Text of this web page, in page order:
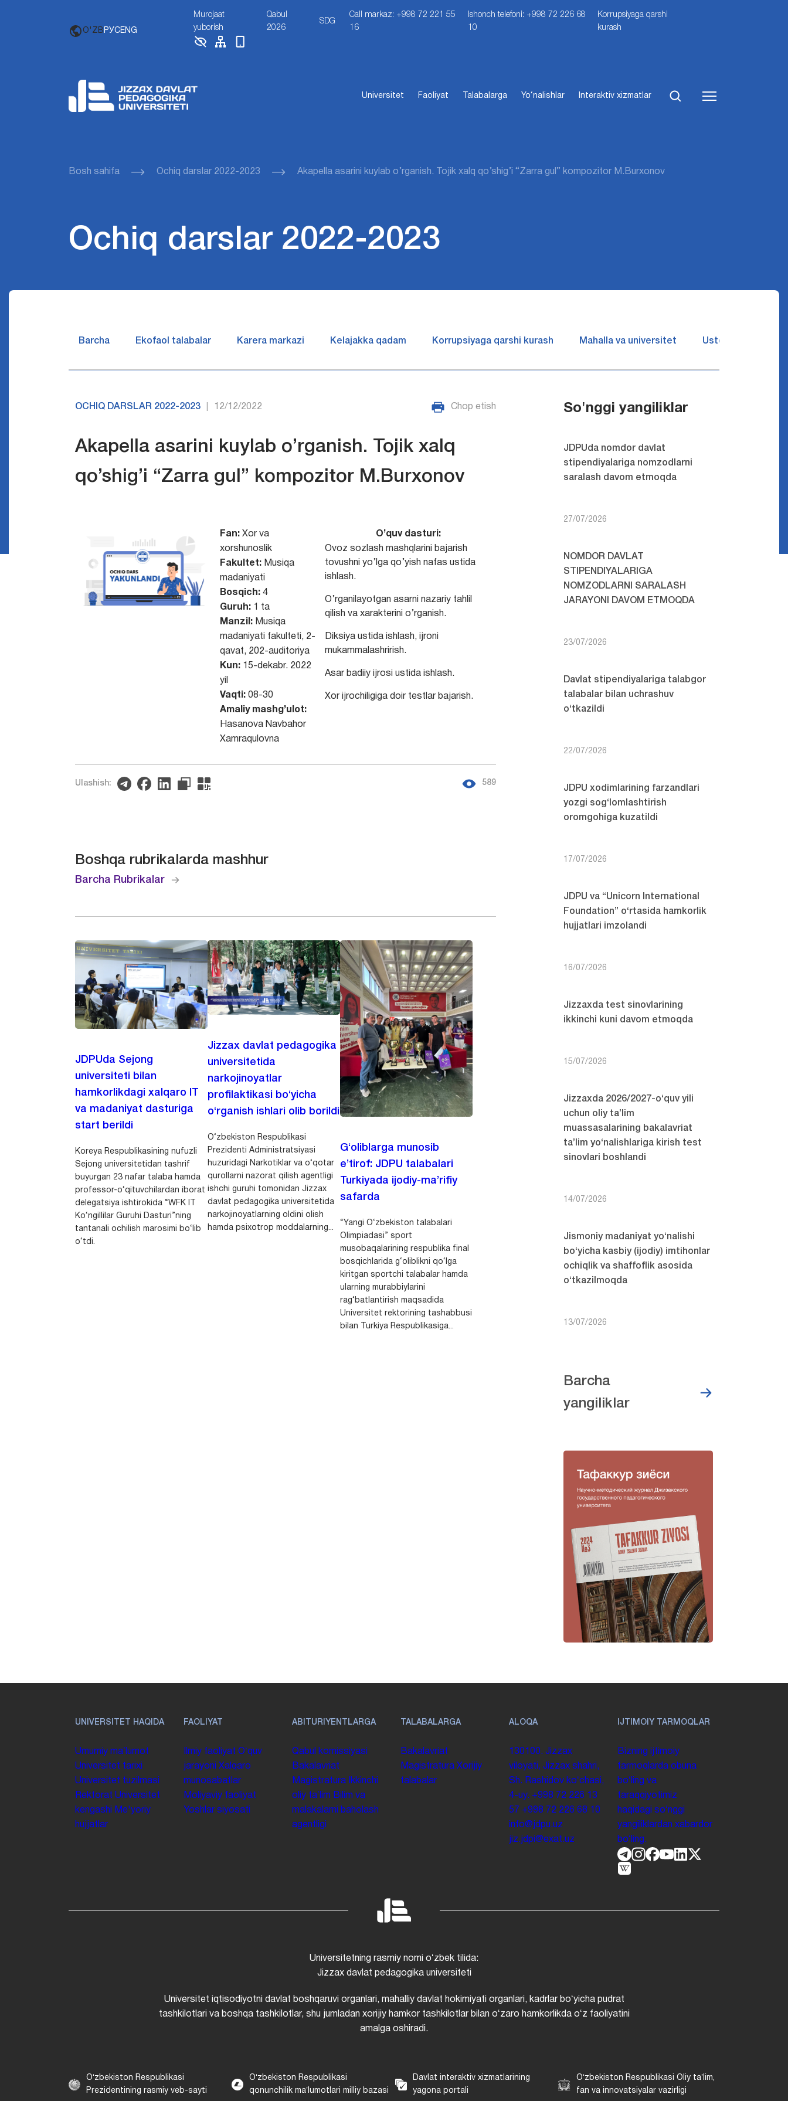
O'ZB РУСENG
Murojaat
yuborish
Qabul
2026
SDG
Call markaz: +998 72 221 55
16
Ishonch telefoni: +998 72 226 68
10
Korrupsiyaga qarshi
kurash
Universitet Faoliyat Talabalarga Yo‘nalishlar Interaktiv xizmatlar
Bosh sahifa Ochiq darslar 2022-2023 Akapella asarini kuylab o’rganish. Tojik xalq qo’shig’i “Zarra gul” kompozitor M.Burxonov
Ochiq darslar 2022-2023
Barcha Ekofaol talabalar Karera markazi Kelajakka qadam Korrupsiyaga qarshi kurash Mahalla va universitet Ustozlar suhbatin
OCHIQ DARSLAR 2022-2023 12/12/2022 Chop etish
Akapella asarini kuylab o’rganish. Tojik xalq
qo’shig’i “Zarra gul” kompozitor M.Burxonov
Fan: Xor va
xorshunoslik
Fakultet:Musiqa
madaniyati
Bosqich:4
Guruh:1 ta
Manzil:Musiqa
madaniyati fakulteti, 2-
qavat, 202-auditoriya
Kun: 15-dekabr. 2022
yil
Vaqti:08-30
Amaliy mashg’ulot:
Hasanova Navbahor
Xamraqulovna
O’quv dasturi:
Ovoz sozlash mashqlarini bajarish
tovushni yo’lga qo’yish nafas ustida
ishlash.
O’rganilayotgan asarni nazariy tahlil
qilish va xarakterini o’rganish.
Diksiya ustida ishlash, ijroni
mukammalashrirish.
Asar badiiy ijrosi ustida ishlash.
Xor ijrochiligiga doir testlar bajarish.
Ulashish: 589
Boshqa rubrikalarda mashhur
Barcha Rubrikalar
JDPUda Sejong
universiteti bilan
hamkorlikdagi xalqaro IT
va madaniyat dasturiga
start berildi
Koreya Respublikasining nufuzli
Sejong universitetidan tashrif
buyurgan 23 nafar talaba hamda
professor-o‘qituvchilardan iborat
delegatsiya ishtirokida “WFK IT
Ko‘ngillilar Guruhi Dasturi”ning
tantanali ochilish marosimi bo‘lib
o‘tdi.
Jizzax davlat pedagogika
universitetida
narkojinoyatlar
profilaktikasi bo‘yicha
o‘rganish ishlari olib borildi
O‘zbekiston Respublikasi
Prezidenti Administratsiyasi
huzuridagi Narkotiklar va o‘qotar
qurollarni nazorat qilish agentligi
ishchi guruhi tomonidan Jizzax
davlat pedagogika universitetida
narkojinoyatlarning oldini olish
hamda psixotrop moddalarning...
G‘oliblarga munosib
e’tirof: JDPU talabalari
Turkiyada ijodiy-ma’rifiy
safarda
“Yangi O‘zbekiston talabalari
Olimpiadasi” sport
musobaqalarining respublika final
bosqichlarida g‘oliblikni qo‘lga
kiritgan sportchi talabalar hamda
ularning murabbiylarini
rag‘batlantirish maqsadida
Universitet rektorining tashabbusi
bilan Turkiya Respublikasiga...
So'nggi yangiliklar
JDPUda nomdor davlat
stipendiyalariga nomzodlarni
saralash davom etmoqda
27/07/2026
NOMDOR DAVLAT
STIPENDIYALARIGA
NOMZODLARNI SARALASH
JARAYONI DAVOM ETMOQDA
23/07/2026
Davlat stipendiyalariga talabgor
talabalar bilan uchrashuv
o‘tkazildi
22/07/2026
JDPU xodimlarining farzandlari
yozgi sog‘lomlashtirish
oromgohiga kuzatildi
17/07/2026
JDPU va “Unicorn International
Foundation” o‘rtasida hamkorlik
hujjatlari imzolandi
16/07/2026
Jizzaxda test sinovlarining
ikkinchi kuni davom etmoqda
15/07/2026
Jizzaxda 2026/2027-o‘quv yili
uchun oliy ta’lim
muassasalarining bakalavriat
ta’lim yo‘nalishlariga kirish test
sinovlari boshlandi
14/07/2026
Jismoniy madaniyat yo‘nalishi
bo‘yicha kasbiy (ijodiy) imtihonlar
ochiqlik va shaffoflik asosida
o‘tkazilmoqda
13/07/2026
Barcha
yangiliklar
UNIVERSITET HAQIDA
Umumiy maʼlumot
Universitet tarixi
Universitet tuzilmasi
Rektorat Universitet
kengashi
Me'yoriy
hujjatlar
FAOLIYAT
Ilmiy faoliyat Oʻquv
jarayoni Xalqaro
munosabatlar
Moliyaviy faoliyat
Yoshlar siyosati
ABITURIYENTLARGA
Qabul komissiyasi
Bakalavriat
Magistratura
Ikkinchi
oliy taʼlim Bilim va
malakalarni baholash
agentligi
TALABALARGA
Bakalavriat
Magistratura Xorijiy
talabalar
ALOQA
130100. Jizzax
viloyati, Jizzax shahri,
Sh. Rashidov koʻchasi,
4-uy. +998 72 226 13
57 +998 72 226 68 10
info@jdpu.uz
jiz.jdpi@exat.uz
IJTIMOIY TARMOQLAR
Bizning ijtimoiy
tarmoqlarda obuna
boʻling va
taraqqiyotimiz
haqidagi soʻnggi
yangiliklardan xabardor
boʻling.
Universitetning rasmiy nomi oʻzbek tilida:
Jizzax davlat pedagogika universiteti
Universitet iqtisodiyotni davlat boshqaruvi organlari, mahalliy davlat hokimiyati organlari, kadrlar boʻyicha pudrat
tashkilotlari va boshqa tashkilotlar, shu jumladan xorijiy hamkor tashkilotlar bilan oʻzaro hamkorlikda oʻz faoliyatini
amalga oshiradi.
Oʻzbekiston Respublikasi
Prezidentining rasmiy veb-sayti
Oʻzbekiston Respublikasi
qonunchilik maʼlumotlari milliy bazasi
Davlat interaktiv xizmatlarining
yagona portali
Oʻzbekiston Respublikasi Oliy taʼlim,
fan va innovatsiyalar vazirligi